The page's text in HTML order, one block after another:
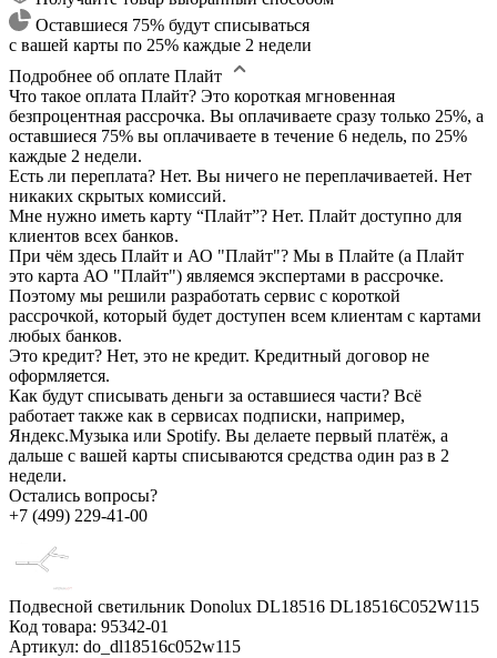
Оставшиеся 75% будут списываться
с вашей карты по 25% каждые 2 недели
Подробнее об оплате Плайт
Что такое оплата Плайт? Это короткая мгновенная
безпроцентная рассрочка. Вы оплачиваете сразу только 25%, а
оставшиеся 75% вы оплачиваете в течение 6 недель, по 25%
каждые 2 недели.
Есть ли переплата? Нет. Вы ничего не переплачиваетей. Нет
никаких скрытых комиссий.
Мне нужно иметь карту “Плайт”? Нет. Плайт доступно для
клиентов всех банков.
При чём здесь Плайт и АО "Плайт"? Мы в Плайте (а Плайт
это карта АО "Плайт") являемся экспертами в рассрочке.
Поэтому мы решили разработать сервис с короткой
рассрочкой, который будет доступен всем клиентам с картами
любых банков.
Это кредит? Нет, это не кредит. Кредитный договор не
оформляется.
Как будут списывать деньги за оставшиеся части? Всё
работает также как в сервисах подписки, например,
Яндекс.Музыка или Spotify. Вы делаете первый платёж, а
дальше с вашей карты списываются средства один раз в 2
недели.
Остались вопросы?
+7 (499) 229-41-00
Подвесной светильник Donolux DL18516 DL18516C052W115
Код товара: 95342-01
Артикул: do_dl18516c052w115